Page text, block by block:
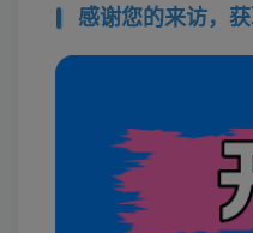
感谢您的来访，